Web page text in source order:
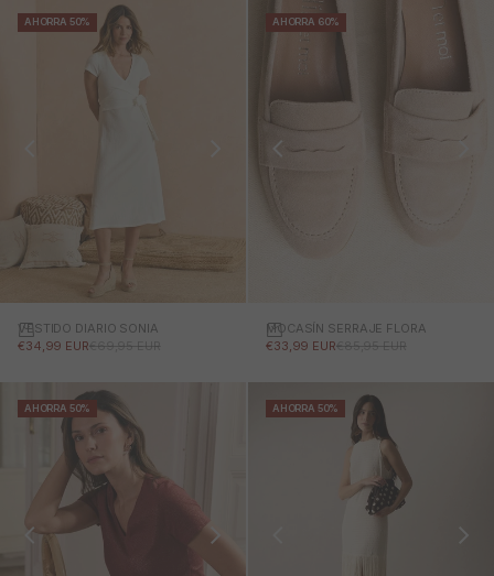
AHORRA 50%
VESTIDO DIARIO SONIA
PRECIO DE OFERTA
€34,99 EURPRECIO NORMAL
€69,95 EUR
AHORRA 60%
MOCASÍN SERRAJE FLORA
PRECIO DE OFERTA
€33,99 EURPRECIO NORMAL
€85,95 EUR
AHORRA 50% AHORRA 50%